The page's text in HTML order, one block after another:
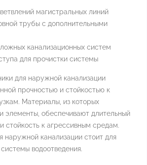
магистральных линий
трубы с дополнительными
канализационных систем
для прочистки системы
для наружной канализации
прочностью и стойкостью к
Материалы, из которых
элементы, обеспечивают длительный
стойкость к агрессивным средам.
наружной канализации стоит для
водоотведения.